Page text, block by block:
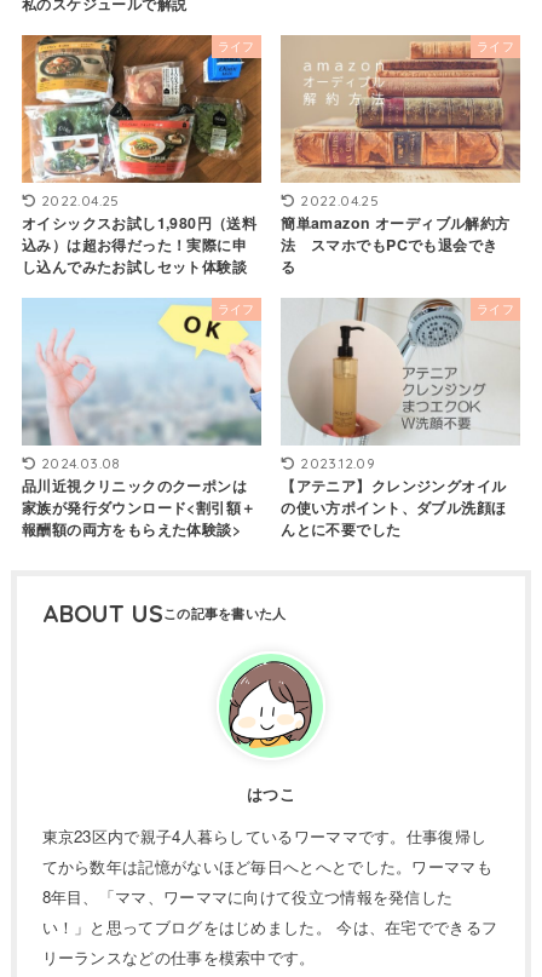
ライフ
2022.04.25
オイシックスお試し1,980円（送料
込み）は超お得だった！実際に申
し込んでみたお試しセット体験談
ライフ
2022.04.25
簡単amazon オーディブル解約方
法 スマホでもPCでも退会でき
る
ライフ
2024.03.08
品川近視クリニックのクーポンは
家族が発行ダウンロード<割引額＋
報酬額の両方をもらえた体験談>
ライフ
2023.12.09
【アテニア】クレンジングオイル
の使い方ポイント、ダブル洗顔ほ
んとに不要でした
ABOUT US
はつこ
東京23区内で親子4人暮らしているワーママです。仕事復帰し
てから数年は記憶がないほど毎日へとへとでした。ワーママも
8年目、「ママ、ワーママに向けて役立つ情報を発信した
い！」と思ってブログをはじめました。 今は、在宅でできるフ
リーランスなどの仕事を模索中です。